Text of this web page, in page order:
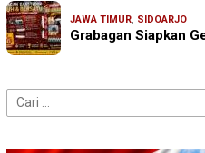
JAWA TIMUR, SIDOARJO
Grabagan Siapkan
Cari
untuk: